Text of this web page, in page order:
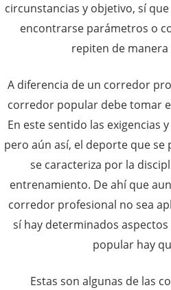
circunstancias y objetivo, sí
encontrarse parámetros o
repiten de manera
A diferencia de un corredor
corredor popular debe tomar
En este sentido las exigencias
pero aún así, el deporte que se
se caracteriza por la
entrenamiento. De ahí que
corredor profesional no sea
sí hay determinados
popular hay
Estas son algunas de las